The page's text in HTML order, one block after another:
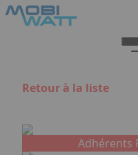
Aller au contenu principal
Retour à la liste
Adhérents
Panneau de gestion des